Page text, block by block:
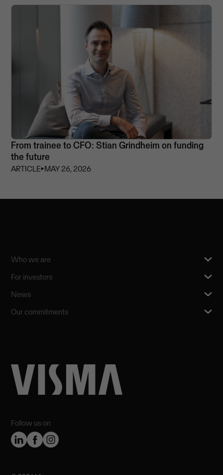
From trainee to CFO: Stian Grindheim on funding
the future
ARTICLE⏵MAY 26, 2026
Follow us on
Who we are
For investors
News
Our commitments